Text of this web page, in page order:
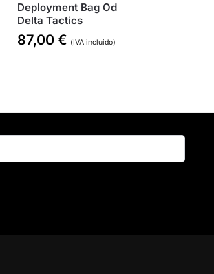
Deployment Bag Od
Delta Tactics
87,00 € (IVA incluido)